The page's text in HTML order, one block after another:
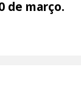
de março.